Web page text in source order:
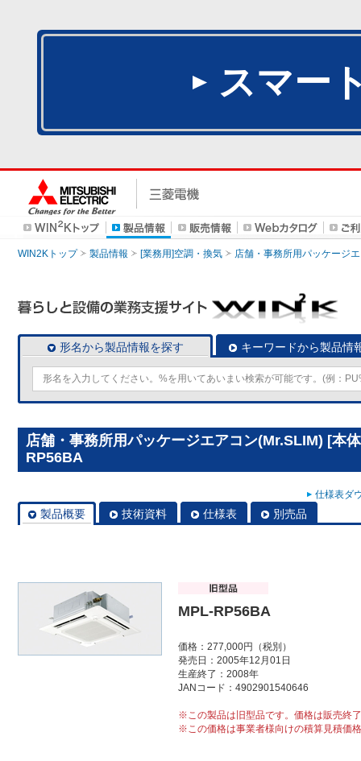
スマー
WIN2Kトップ 製品情報 [業務用]空調・換気 店舗・事務所用パッケージ
形名から製品情報を探す キーワードから製品情
店舗・事務所用パッケージエアコン(Mr.SLIM) [本
RP56BA
仕様表ダ
製品概要 技術資料 仕様表 別売品
MPL-RP56BA
価格：277,000円（税別）
発売日：2005年12月01日
生産終了：2008年
JANコード：4902901540646
※この製品は旧型品です。価格は販売終
※この価格は事業者様向けの積算見積価